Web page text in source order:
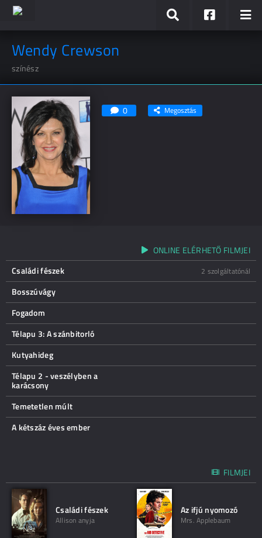
Wendy Crewson
színész
0 Megosztás
ONLINE ELÉRHETŐ FILMJEI
Családi fészek
2 szolgáltatónál
Bosszúvágy
Fogadom
Télapu 3: A szánbitorló
Kutyahideg
Télapu 2 - veszélyben a
karácsony
Temetetlen múlt
A kétszáz éves ember
FILMJEI
Családi fészek
Allison anyja
Az ifjú nyomozó
Mrs. Applebaum